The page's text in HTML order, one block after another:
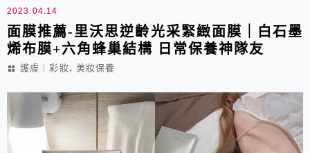
2023.04.14
面膜推薦-里沃思逆齡光采緊緻面膜｜白石墨
烯布膜+六角蜂巢結構 日常保養神隊友
護膚︱彩妝, 美妝保養